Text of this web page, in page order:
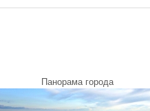
Панорама города